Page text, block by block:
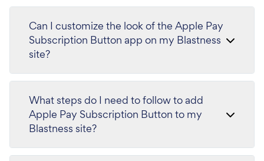
Can I customize the look of the Apple Pay
Subscription Button app on my Blastness
site?
What steps do I need to follow to add
Apple Pay Subscription Button to my
Blastness site?